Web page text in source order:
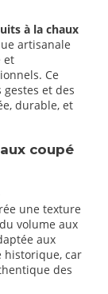
à la chaux
artisanale
et
Ce
et des
durable, et
coupé
une texture
volume aux
aux
historique, car
des